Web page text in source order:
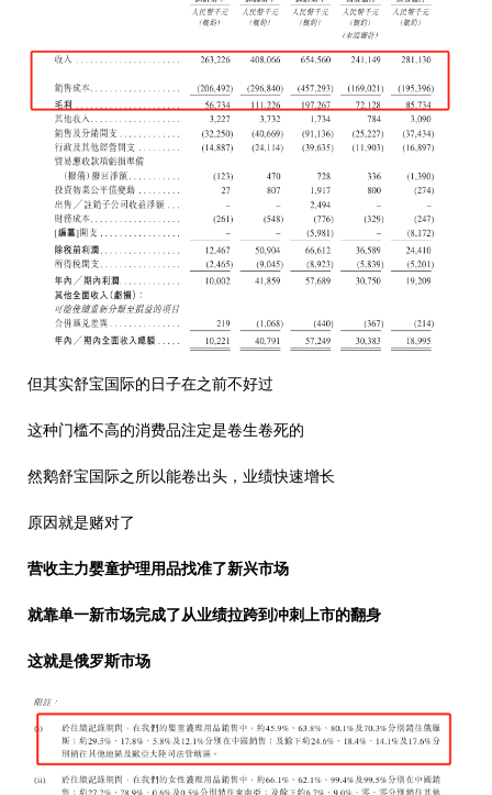
但其实舒宝国际的日子在之前不好过
这种门槛不高的消费品注定是卷生卷死的
然鹅舒宝国际之所以能卷出头，业绩快速增长
原因就是赌对了
营收主力婴童护理用品找准了新兴市场
就靠单一新市场完成了从业绩拉跨到冲刺上市的翻身
这就是俄罗斯市场